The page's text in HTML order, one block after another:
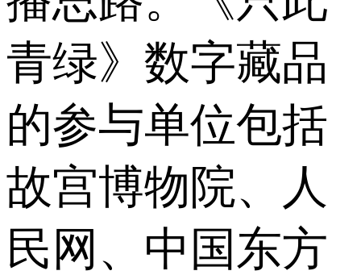
青绿》数字藏品
的参与单位包括
故宫博物院、人
民网、中国东方